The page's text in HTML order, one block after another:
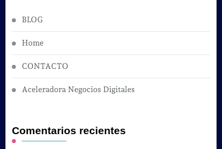
BLOG
Home
CONTACTO
Aceleradora Negocios Digitales
Comentarios recientes